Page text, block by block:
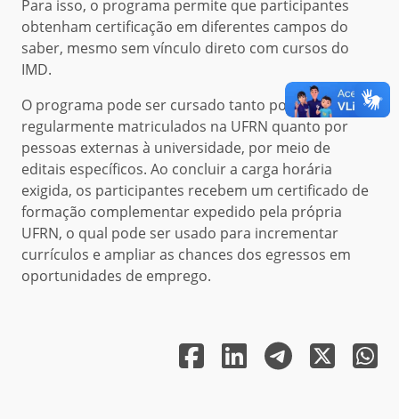
Para isso, o programa permite que participantes
obtenham certificação em diferentes campos do
saber, mesmo sem vínculo direto com cursos do
IMD.
O programa pode ser cursado tanto por alunos
regularmente matriculados na UFRN quanto por
pessoas externas à universidade, por meio de
editais específicos. Ao concluir a carga horária
exigida, os participantes recebem um certificado de
formação complementar expedido pela própria
UFRN, o qual pode ser usado para incrementar
currículos e ampliar as chances dos egressos em
oportunidades de emprego.